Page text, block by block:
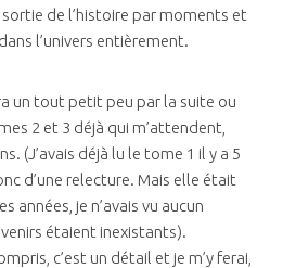
sortie de l’histoire par moments et
l’univers entièrement.
un tout petit peu par la suite ou
2 et 3 déjà qui m’attendent,
(J’avais déjà lu le tome 1 il y a 5
d’une relecture. Mais elle était
années, je n’avais vu aucun
étaient inexistants).
c’est un détail et je m’y ferai,